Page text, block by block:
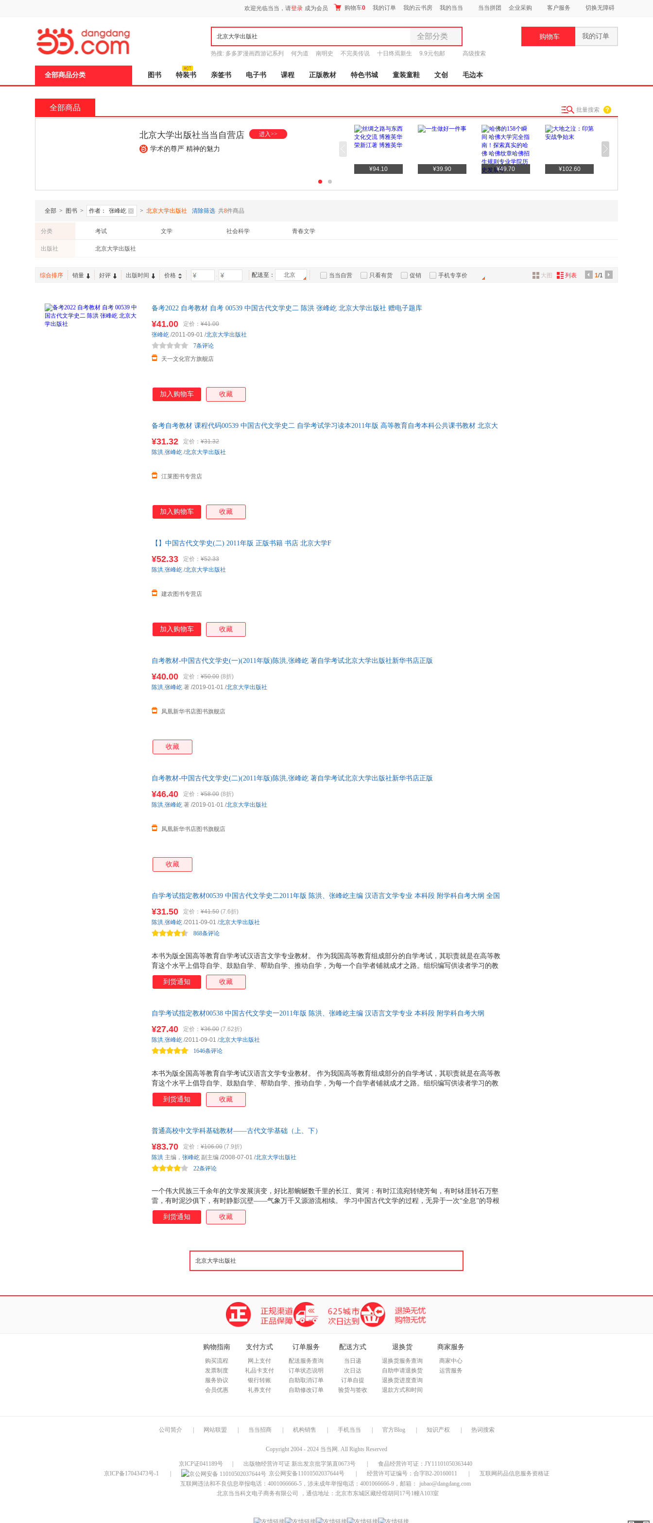
欢迎光临当当，请登录 成为会员 购物车0 我的订单 我的云书房 我的当当 当当拼团 企业采购 客户服务 切换无障碍
全部分类
全部分类
图书
电子书
母婴用品
童装童鞋
家具装饰
食品
电脑办公
热搜: 多多罗漫画西游记系列 何为道 南明史 不完美传说 十日终焉新生 9.9元包邮 高级搜索
购物车 我的订单
全部商品分类 图书 特装书 亲签书 电子书 课程 正版教材 特色书城 童装童鞋 文创 毛边本
全部商品 批量搜索
北京大学出版社旗舰店 进入>>
学术的尊严，精神的力量，学术图书出版前沿阵地
¥103.50 ¥79.00 ¥590.00
全部 > 图书 > 作者： 张峰屹 > 北京大学出版社 清除筛选 共8件商品
分类 考试 文学 社会科学 青春文学
出版社 北京大学出版社
综合排序 销量 好评 出版时间 价格 - 配送至： 北京 当当自营 只看有货 促销 手机专享价 1/1
大图 列表
备考2022 自考教材 自考 00539 中国古代文学史二 陈洪 张峰屹 北京大学出版社 赠电子题库
¥41.00 定价： ¥41.00
天一文化官方旗舰店
7条评论
张峰屹 /2011-09-01 /北京大学出版社
加入购物车 收藏
备考自考教材 课程代码00539 中国古代文学史二 自学考试学习读本2011年版 高等教育自考本科公共课书教材 北京大
¥31.32 定价： ¥31.32
江莱图书专营店
陈洪,张峰屹 /北京大学出版社
加入购物车 收藏
【】中国古代文学史(二) 2011年版 正版书籍 书店 北京大学F
¥52.33 定价： ¥52.33
建农图书专营店
陈洪,张峰屹 /北京大学出版社
加入购物车 收藏
自考教材-中国古代文学史(一)(2011年版)陈洪,张峰屹 著自学考试北京大学出版社新华书店正版
¥40.00 定价： ¥50.00 (8折)
凤凰新华书店图书旗舰店
陈洪,张峰屹 著 /2019-01-01 /北京大学出版社
收藏
自考教材-中国古代文学史(二)(2011年版)陈洪,张峰屹 著自学考试北京大学出版社新华书店正版
¥46.40 定价： ¥58.00 (8折)
凤凰新华书店图书旗舰店
陈洪,张峰屹 著 /2019-01-01 /北京大学出版社
收藏
自学考试指定教材00539 中国古代文学史二2011年版 陈洪、张峰屹主编 汉语言文学专业 本科段 附学科自考大纲 全国
本书为版全国高等教育自学考试汉语言文学专业教材。 作为我国高等教育组成部分的自学考试，其职责就是在高等教
育这个水平上倡导自学、鼓励自学、帮助自学、推动自学，为每一个自学者铺就成才之路。组织编写供读者学习的教
材就是履行这个职责的重要环节。毫无疑问，这种教材应当适合自学，应当有利于学习者掌握和了解新知识、新信
息，有利于学习者增强创新意识，培养实践能力，形成自学能力，也有利于学习者学以致用，解决实际工作中所遇到
¥31.50 定价： ¥41.50 (7.6折)
868条评论
陈洪,张峰屹 /2011-09-01 /北京大学出版社
到货通知 收藏
自学考试指定教材00538 中国古代文学史一2011年版 陈洪、张峰屹主编 汉语言文学专业 本科段 附学科自考大纲
本书为版全国高等教育自学考试汉语言文学专业教材。 作为我国高等教育组成部分的自学考试，其职责就是在高等教
育这个水平上倡导自学、鼓励自学、帮助自学、推动自学，为每一个自学者铺就成才之路。组织编写供读者学习的教
材就是履行这个职责的重要环节。毫无疑问，这种教材应当适合自学，应当有利于学习者掌握和了解新知识、新信
息，有利于学习者增强创新意识，培养实践能力，形成自学能力，也有利于学习者学以致用，解决实际工作中所遇到
¥27.40 定价： ¥36.00 (7.62折)
1646条评论
陈洪,张峰屹 /2011-09-01 /北京大学出版社
到货通知 收藏
普通高校中文学科基础教材——古代文学基础（上、下）
一个伟大民族三千余年的文学发展演变，好比那蜿蜒数千里的长江、黄河：有时江流宛转绕芳甸，有时砅厓转石万壑
雷，有时泥沙俱下，有时静影沉壁——气象万千又源游流相续。 学习中国古代文学的过程，无异于一次“全息”的导根
之旅。
¥83.70 定价： ¥106.00 (7.9折)
22条评论
陈洪 主编， 张峰屹 副主编 /2008-07-01 /北京大学出版社
到货通知 收藏
页
购物指南
购买流程
发票制度
服务协议
会员优惠
支付方式
网上支付
礼品卡支付
银行转账
礼券支付
订单服务
配送服务查询
订单状态说明
自助取消订单
自助修改订单
配送方式
当日递
次日达
订单自提
验货与签收
退换货
退换货服务查询
自助申请退换货
退换货进度查询
退款方式和时间
商家服务
商家中心
运营服务
公司简介 网站联盟 当当招商 机构销售 手机当当 官方Blog 知识产权 热词搜索
Copyright 2004 - 2024 当当网. All Rights Reserved
京ICP证041189号 出版物经营许可证 新出发京批字第直0673号
食品经营许可证：JY11101050363440
京ICP备17043473号-1
京公网安备11010502037644号 经营许可证编号：合字B2-20160011
互联网药品信息服务资格证
互联网违法和不良信息举报电话：4001066666-5，涉未成年举报电话：4001066666-9，邮箱：
jubao@dangdang.com
北京当当科文电子商务有限公司
，通信地址：北京市东城区藏经馆胡同17号1幢A103室